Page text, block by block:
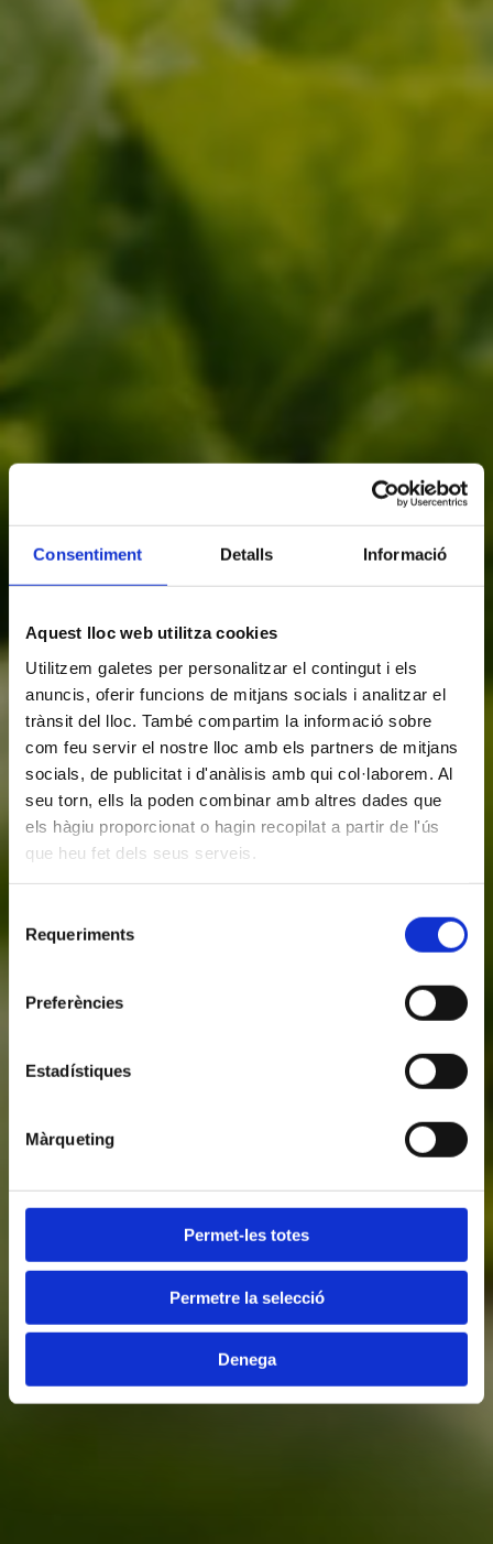
Consentiment Detalls Informació
Aquest lloc web utilitza cookies
Utilitzem galetes per personalitzar el contingut i els
anuncis, oferir funcions de mitjans socials i analitzar el
trànsit del lloc. També compartim la informació sobre
com feu servir el nostre lloc amb els partners de mitjans
socials, de publicitat i d'anàlisis amb qui col·laborem. Al
seu torn, ells la poden combinar amb altres dades que
els hàgiu proporcionat o hagin recopilat a partir de l'ús
que heu fet dels seus serveis.
Requeriments
Preferències
Estadístiques
Màrqueting
Permet-les totes
Permetre la selecció
Denega